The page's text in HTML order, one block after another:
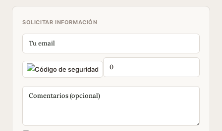
SOLICITAR INFORMACIÓN